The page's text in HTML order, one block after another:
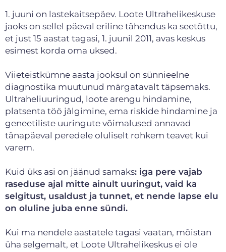
1. juuni on lastekaitsepäev. Loote Ultrahelikeskuse
jaoks on sellel päeval eriline tähendus ka seetõttu,
et just 15 aastat tagasi, 1. juunil 2011, avas keskus
esimest korda oma uksed.
Viieteistkümne aasta jooksul on sünnieelne
diagnostika muutunud märgatavalt täpsemaks.
Ultraheliuuringud, loote arengu hindamine,
platsenta töö jälgimine, ema riskide hindamine ja
geneetiliste uuringute võimalused annavad
tänapäeval peredele oluliselt rohkem teavet kui
varem.
Kuid üks asi on jäänud samaks: iga pere vajab
raseduse ajal mitte ainult uuringut, vaid ka
selgitust, usaldust ja tunnet, et nende lapse elu
on oluline juba enne sündi.
Kui ma nendele aastatele tagasi vaatan, mõistan
üha selgemalt, et Loote Ultrahelikeskus ei ole